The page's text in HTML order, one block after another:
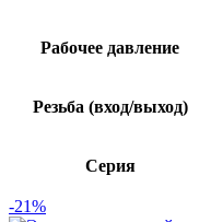
Рабочее давление
Резьба (вход/выход)
Серия
-21%